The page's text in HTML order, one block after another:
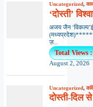
Uncategorized,
‘दोस्ती’
अजय जैन
ज़...
Total Views
August 2, 2026
Uncategorized,
दोस्ती-दिल